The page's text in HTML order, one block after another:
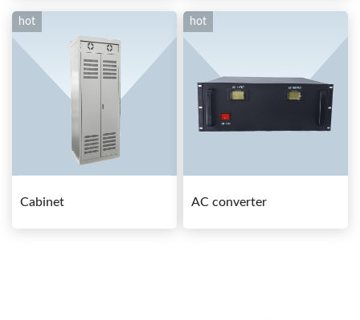
hot
Cabinet
hot
AC converter